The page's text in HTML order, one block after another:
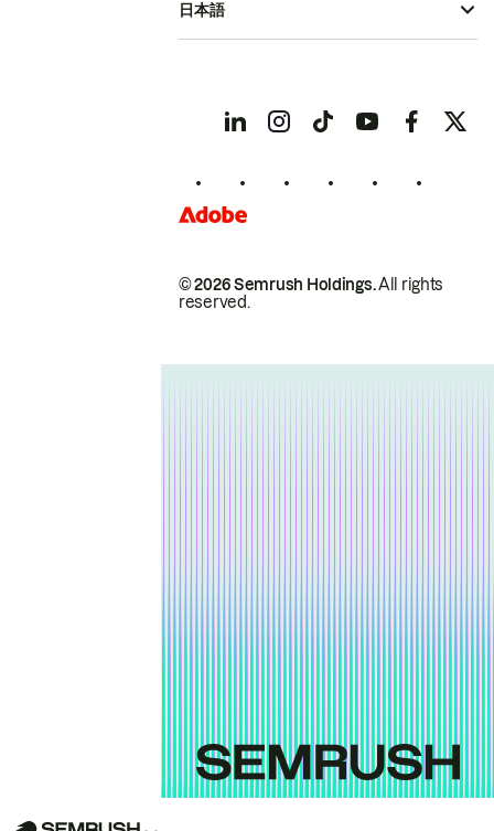
© 2026 Semrush Holdings.All rights
reserved.
日本語